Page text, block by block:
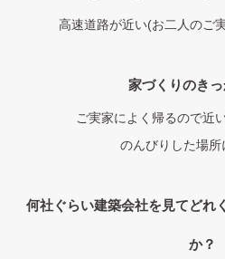
高速道路が近い(お二人のご
家づくりのきっ
ご実家によく帰るので近
のんびりした場所
何社ぐらい建築会社を見てどれ
か？